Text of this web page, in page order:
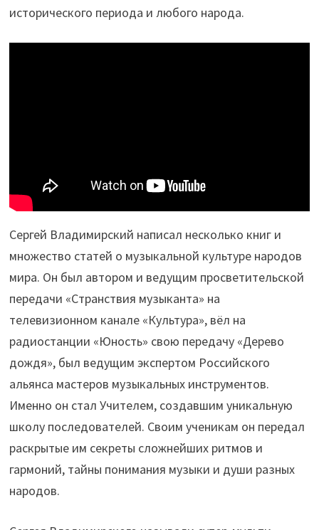
исторического периода и любого народа.
Сергей Владимирский написал несколько книг и
множество статей о музыкальной культуре народов
мира. Он был автором и ведущим просветительской
передачи «Странствия музыканта» на
телевизионном канале «Культура», вёл на
радиостанции «Юность» свою передачу «Дерево
дождя», был ведущим экспертом Российского
альянса мастеров музыкальных инструментов.
Именно он стал Учителем, создавшим уникальную
школу последователей. Своим ученикам он передал
раскрытые им секреты сложнейших ритмов и
гармоний, тайны понимания музыки и души разных
народов.